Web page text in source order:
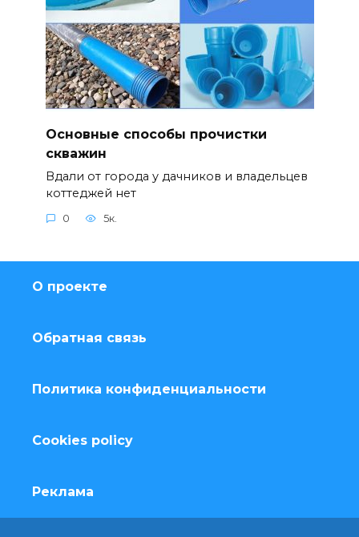
Основные способы прочистки
скважин
Вдали от города у дачников и владельцев
коттеджей нет
0 5к.
О проекте
Обратная связь
Политика конфиденциальности
Cookies policy
Реклама